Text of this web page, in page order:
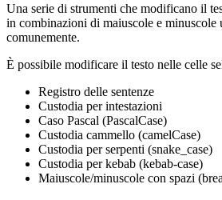
Una serie di strumenti che modificano il
in combinazioni di maiuscole e minuscole
comunemente.
È possibile modificare il testo nelle celle
Registro delle sentenze
Custodia per intestazioni
Caso Pascal (PascalCase)
Custodia cammello (camelCase)
Custodia per serpenti (snake_case)
Custodia per kebab (kebab-case)
Maiuscole/minuscole con spazi